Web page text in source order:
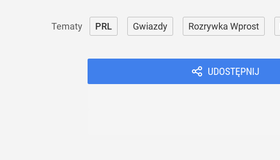
PRL Gwiazdy Rozrywka Wprost
UDOSTĘPNIJ